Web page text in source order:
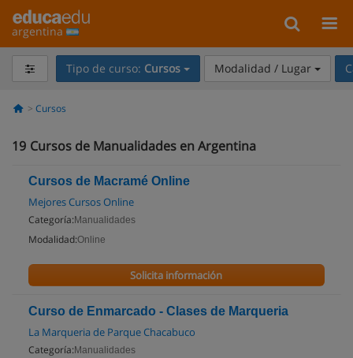
argentina
Tipo de curso: Cursos Modalidad / Lugar
Cursos
19 Cursos de Manualidades en Argentina
Cursos de Macramé Online
Mejores Cursos Online
Categoría: Manualidades
Modalidad:Online
Solicita información
Curso de Enmarcado - Clases de Marqueria
La Marqueria de Parque Chacabuco
Categoría: Manualidades